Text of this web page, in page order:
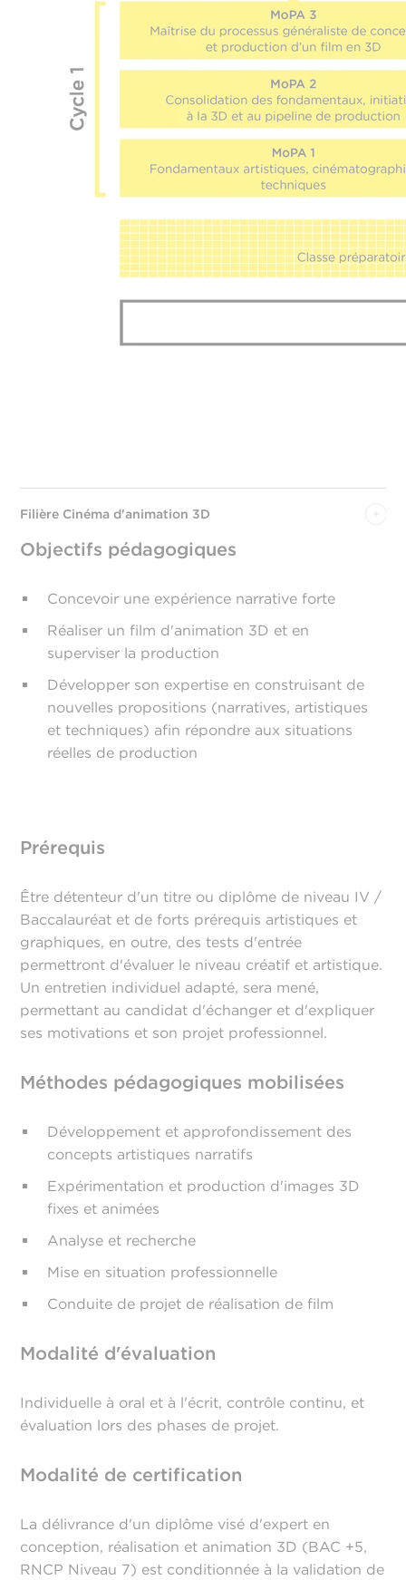
Filière Cinéma d'animation 3D
Objectifs pédagogiques
Concevoir une expérience narrative forte
Réaliser un film d'animation 3D et en
superviser la production
Développer son expertise en construisant de
nouvelles propositions (narratives, artistiques
et techniques) afin répondre aux situations
réelles de production
Prérequis
Être détenteur d'un titre ou diplôme de niveau IV /
Baccalauréat et de forts prérequis artistiques et
graphiques, en outre, des tests d'entrée
permettront d'évaluer le niveau créatif et artistique.
Un entretien individuel adapté, sera mené,
permettant au candidat d'échanger et d'expliquer
ses motivations et son projet professionnel.
Méthodes pédagogiques mobilisées
Développement et approfondissement des
concepts artistiques narratifs
Expérimentation et production d'images 3D
fixes et animées
Analyse et recherche
Mise en situation professionnelle
Conduite de projet de réalisation de film
Modalité d'évaluation
Individuelle à oral et à l'écrit, contrôle continu, et
évaluation lors des phases de projet.
Modalité de certification
La délivrance d'un diplôme visé d'expert en
conception, réalisation et animation 3D (BAC +5,
RNCP Niveau 7) est conditionnée à la validation de